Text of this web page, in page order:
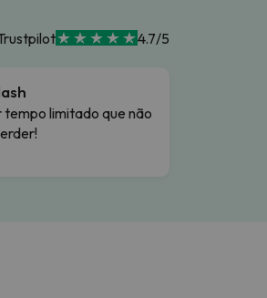
4.7/5
limitado que não